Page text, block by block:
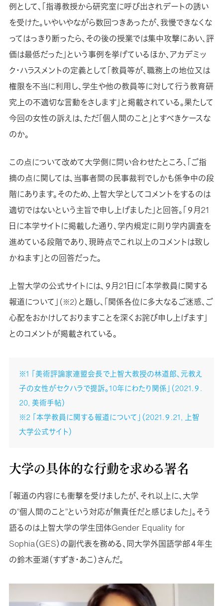
例として、「指導教授から研究室に呼び出されデートの誘い
を受けた。いやいやながら数回つきあったが、我慢できなくな
ってはっきり断ったら、その後の授業では集中攻撃にあい、評
価は最低だった」という事例を挙げているほか、アカデミッ
ク・ハラスメントの定義として「教員等が、職務上の地位又は
権限を不当に利用し、学生や他の教員等に対して行う教育研
究上の不適切な言動をさします」と掲載されている。果たして
今回の女性の訴えは、ただ「個人間のこと」とすべきケースな
のか。
この点について改めて大学側に問い合わせたところ、「ご指
摘の点に関しては、当事者間の民事裁判でしかも係争中の段
階にあります。そのため、上智大学としてコメントをするのは
適切ではないという主旨で申し上げました」と回答。「９月21
日に本学サイトに掲載した通り、学内規定に則り学内調査を
進めている段階であり、現時点でこれ以上のコメントは致し
かねます」との回答だった。
上智大学の公式サイトには、９月21日に「本学教員に関する
報道について」 （※2） と題し、「関係各位に多大なるご迷惑、ご
心配をおかけしておりますことを深くお詫び申し上げます」
とのコメントが掲載されている。
※1 「美術評論家連盟会長で上智大教授の林道郎、元教え
子の女性がセクハラで提訴。10年にわたり関係」（2021.９.
20, 美術手帖）
※2 「本学教員に関する報道について」（2021.９.21, 上智
大学公式サイト）
大学の具体的な行動を求める署名
「報道の内容にも衝撃を受けましたが、それ以上に、大学
の”個人間のこと”という対応が無責任だと感じました」。そう
語るのは上智大学の学生団体Gender Equality for
Sophia（GES）の副代表を務める、同大学外国語学部４年生
の鈴木亜湖（すずき・あこ）さんだ。